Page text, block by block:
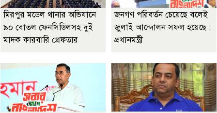
মিরপুর মডেল থানার অভিযানে
৯০ বোতল ফেনসিডিলসহ দুই
মাদক কারবারি গ্রেফতার
জনগণ পরিবর্তন চেয়েছে বলেই
জুলাই আন্দোলন সফল হয়েছে :
প্রধানমন্ত্রী